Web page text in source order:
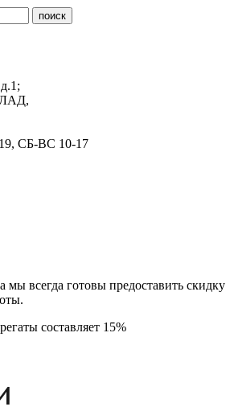
СБ-ВС 10-17
мы всегда готовы предоставить скидку
составляет 15%